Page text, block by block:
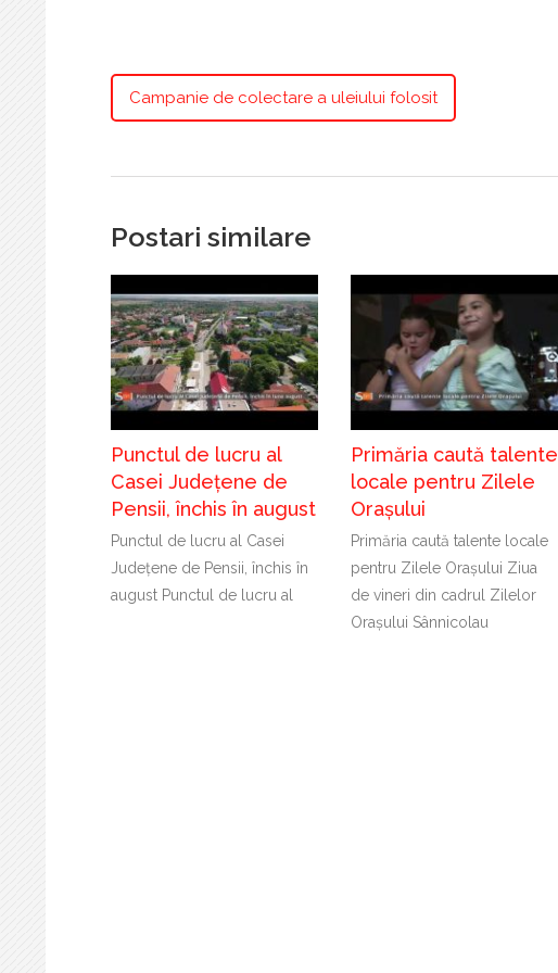
Campanie de colectare a uleiului folosit
Postari similare
Punctul de lucru al
Casei Județene de
Pensii, închis în august
Punctul de lucru al Casei
Județene de Pensii, închis în
august Punctul de lucru al
Primăria caută talente
locale pentru Zilele
Orașului
Primăria caută talente locale
pentru Zilele Orașului Ziua
de vineri din cadrul Zilelor
Orașului Sânnicolau